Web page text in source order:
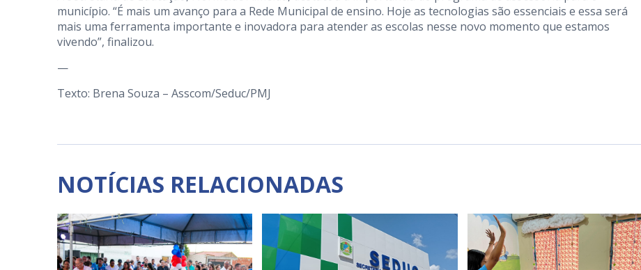
município. “É mais um avanço para a Rede Municipal de ensino. Hoje as tecnologias são essenciais e essa será
mais uma ferramenta importante e inovadora para atender as escolas nesse novo momento que estamos
vivendo”, finalizou.
—
Texto: Brena Souza – Asscom/Seduc/PMJ
NOTÍCIAS RELACIONADAS